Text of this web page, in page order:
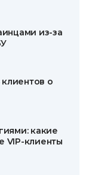
из-за
о
какие
VIP-клиенты